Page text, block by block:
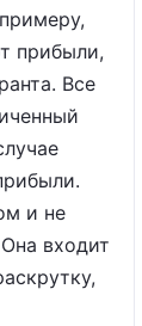
прибыли,
Все
и не
входит